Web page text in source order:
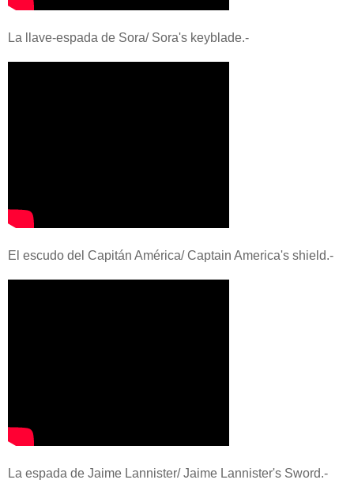
La llave-espada de Sora/ Sora's keyblade.-
El escudo del Capitán América/ Captain America's shield.-
La espada de Jaime Lannister/ Jaime Lannister's Sword.-